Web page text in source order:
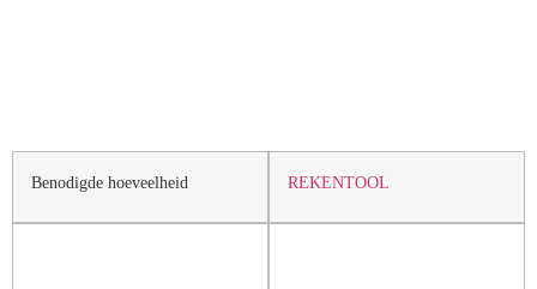
Benodigde hoeveelheid REKENTOOL